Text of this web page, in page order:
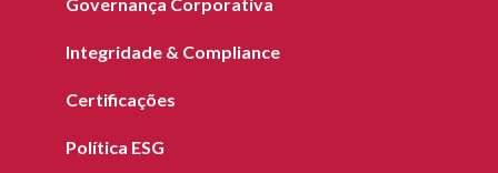
Governança Corporativa
Integridade & Compliance
Certificações
Política ESG